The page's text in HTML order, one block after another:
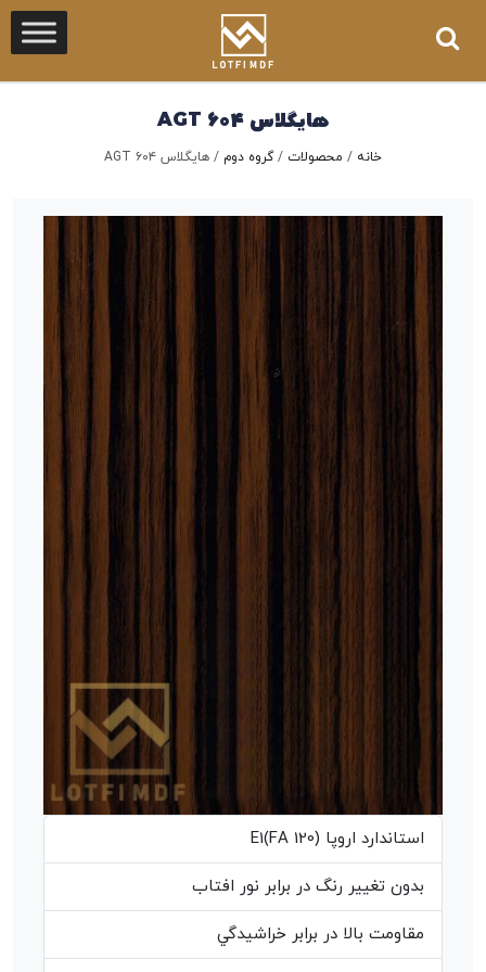
هایگلاس ۶۰۴ AGT
خانه / محصولات /گروه دوم / هایگلاس ۶۰۴ AGT
استاندارد اروپا (E1(FA 120
بدون تغيير رنگ در برابر نور افتاب
مقاومت بالا در برابر خراشيدگي